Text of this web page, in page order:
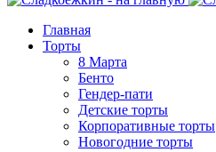
Главная
Торты
8 Марта
Бенто
Гендер-пати
Детские торты
Корпоративные торты
Новогодние торты